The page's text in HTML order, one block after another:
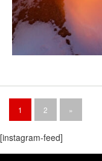
1 2 »
[instagram-feed]